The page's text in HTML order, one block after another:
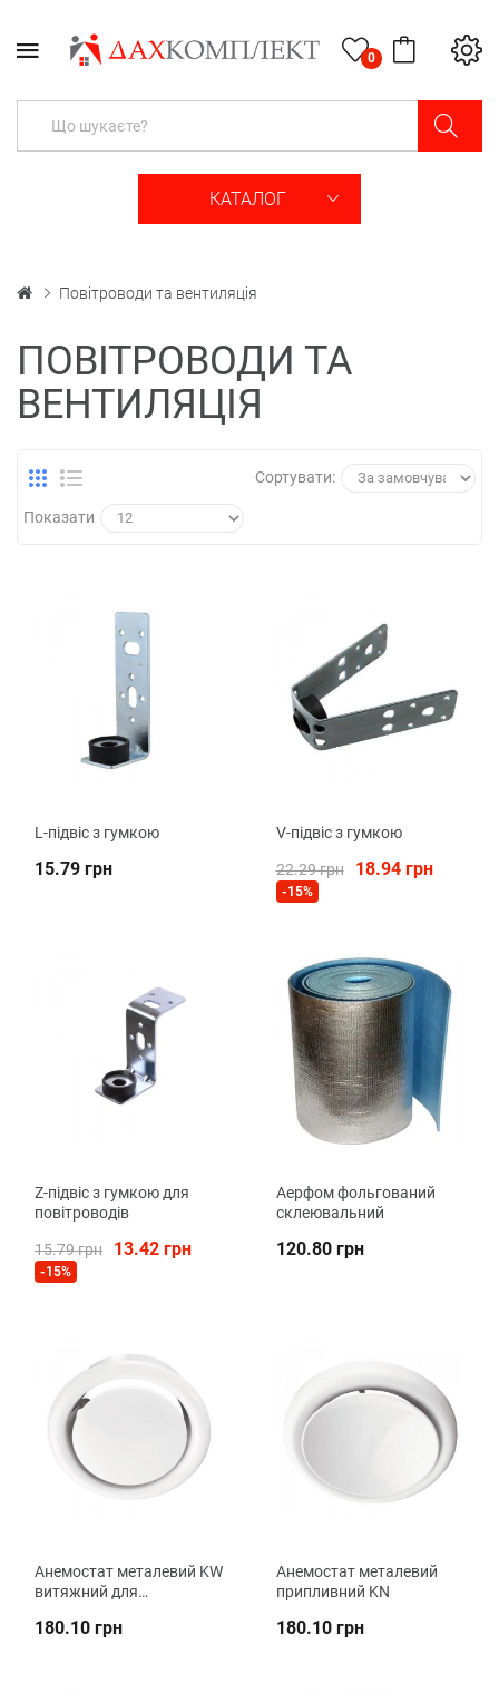
0
КАТАЛОГ
Повітроводи та вентиляція
ПОВІТРОВОДИ ТА
ВЕНТИЛЯЦІЯ
Сортувати:
Показати
L-підвіс з гумкою
15.79 грн
V-підвіс з гумкою
18.94 грн
22.29 грн
-15%
Z-підвіс з гумкою для
повітроводів
13.42 грн
15.79 грн
-15%
Аерфом фольгований
склеювальний
120.80 грн
Анемостат металевий KW
витяжний для
180.10 грн
Анемостат металевий
припливний KN
180.10 грн